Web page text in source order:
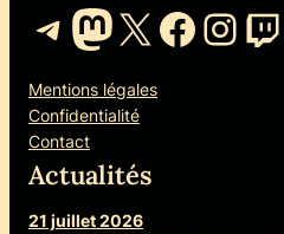
Telegram
Mastodon
X
Mentions légales
Confidentialité
Contact
Actualités
21 juillet 2026